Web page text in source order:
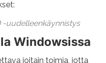
uudelleenkäynnistys
Windowsissa
joitain toimia, jotta